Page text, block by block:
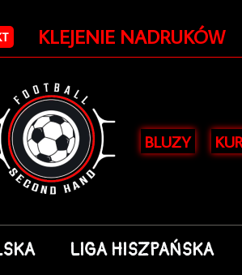
KLEJENIE NADRUKÓW
BLUZY
LIGA HISZPAŃSKA